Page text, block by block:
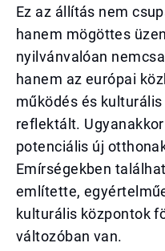
Ez az állítás nem
hanem mögöttes
nyilvánvalóan
hanem az európai
működés és
reflektált.
potenciális új
Emírségekben
említette,
kulturális központok
változóban van.